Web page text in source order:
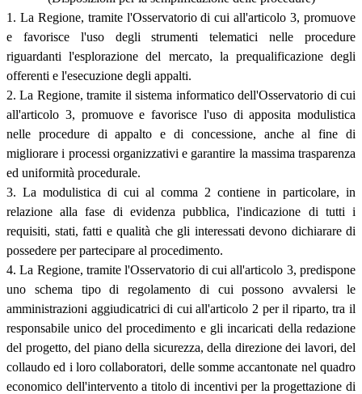
1. La Regione, tramite l'Osservatorio di cui all'articolo 3, promuove
e favorisce l'uso degli strumenti telematici nelle procedure
riguardanti l'esplorazione del mercato, la prequalificazione degli
offerenti e l'esecuzione degli appalti.
2. La Regione, tramite il sistema informatico dell'Osservatorio di cui
all'articolo 3, promuove e favorisce l'uso di apposita modulistica
nelle procedure di appalto e di concessione, anche al fine di
migliorare i processi organizzativi e garantire la massima trasparenza
ed uniformità procedurale.
3. La modulistica di cui al comma 2 contiene in particolare, in
relazione alla fase di evidenza pubblica, l'indicazione di tutti i
requisiti, stati, fatti e qualità che gli interessati devono dichiarare di
possedere per partecipare al procedimento.
4. La Regione, tramite l'Osservatorio di cui all'articolo 3, predispone
uno schema tipo di regolamento di cui possono avvalersi le
amministrazioni aggiudicatrici di cui all'articolo 2 per il riparto, tra il
responsabile unico del procedimento e gli incaricati della redazione
del progetto, del piano della sicurezza, della direzione dei lavori, del
collaudo ed i loro collaboratori, delle somme accantonate nel quadro
economico dell'intervento a titolo di incentivi per la progettazione di